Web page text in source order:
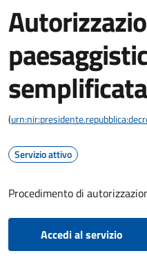
semplificata
(
Servizio attivo
Procedimento di
Accedi al servizio